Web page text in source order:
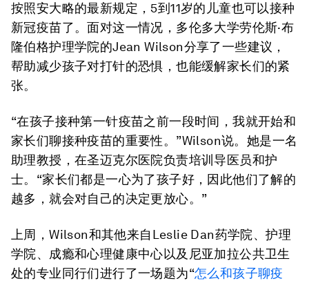
按照安大略的最新规定，5到11岁的儿童也可以接种
新冠疫苗了。面对这一情况，多伦多大学劳伦斯·布
隆伯格护理学院的Jean Wilson分享了一些建议，
帮助减少孩子对打针的恐惧，也能缓解家长们的紧
张。
“在孩子接种第一针疫苗之前一段时间，我就开始和
家长们聊接种疫苗的重要性。”Wilson说。她是一名
助理教授，在圣迈克尔医院负责培训导医员和护
士。“家长们都是一心为了孩子好，因此他们了解的
越多，就会对自己的决定更放心。”
上周，Wilson和其他来自Leslie Dan药学院、护理
学院、成瘾和心理健康中心以及尼亚加拉公共卫生
处的专业同行们进行了一场题为“怎么和孩子聊疫